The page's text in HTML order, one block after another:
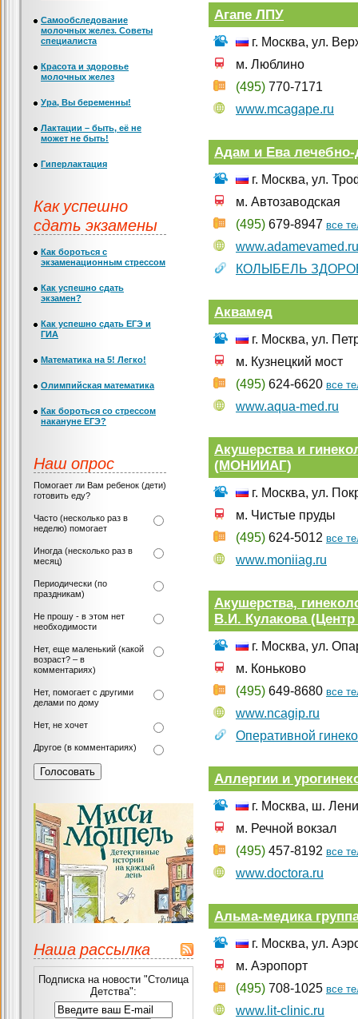
Агапе ЛПУ
г. Москва, ул.
м. Люблино
(495) 770-7171
www.mcagape.ru
Адам и Ева лечебно-
г. Москва, ул.
м. Автозаводская
(495) 679-8947 все
www.adamevamed.ru
КОЛЫБЕЛЬ
Аквамед
г. Москва, ул.
м. Кузнецкий мост
(495) 624-6620 все
www.aqua-med.ru
Акушерства и
(МОНИИАГ)
г. Москва, ул.
м. Чистые пруды
(495) 624-5012 все
www.moniiag.ru
Акушерства,
В.И. Кулакова
г. Москва, ул.
м. Коньково
(495) 649-8680 все
www.ncagip.ru
Оперативной
Аллергии и
г. Москва, ш.
м. Речной вокзал
(495) 457-8192 все
www.doctora.ru
Альма-медика
г. Москва, ул.
м. Аэропорт
(495) 708-1025 все
www.lit-clinic.ru
Самообследование
молочных желез. Советы
специалиста
Красота и здоровье
молочных желез
Ура, Вы беременны!
Лактации – быть, её не
может не быть!
Гиперлактация
Как успешно
сдать экзамены
Как бороться с
экзаменационным стрессом
Как успешно сдать
экзамен?
Как успешно сдать ЕГЭ и
ГИА
Математика на 5! Легко!
Олимпийская математика
Как бороться со стрессом
накануне ЕГЭ?
Наш опрос
Помогает ли Вам ребенок (дети)
готовить еду?
Часто (несколько раз в
неделю) помогает
Иногда (несколько раз в
месяц)
Периодически (по
праздникам)
Не прошу - в этом нет
необходимости
Нет, еще маленький (какой
возраст? – в
комментариях)
Нет, помогает с другими
делами по дому
Нет, не хочет
Другое (в комментариях)
Наша рассылка
Подписка на новости "Столица
Детства":